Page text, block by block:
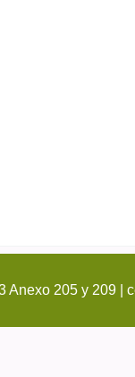
Anexo 205 y 209 |